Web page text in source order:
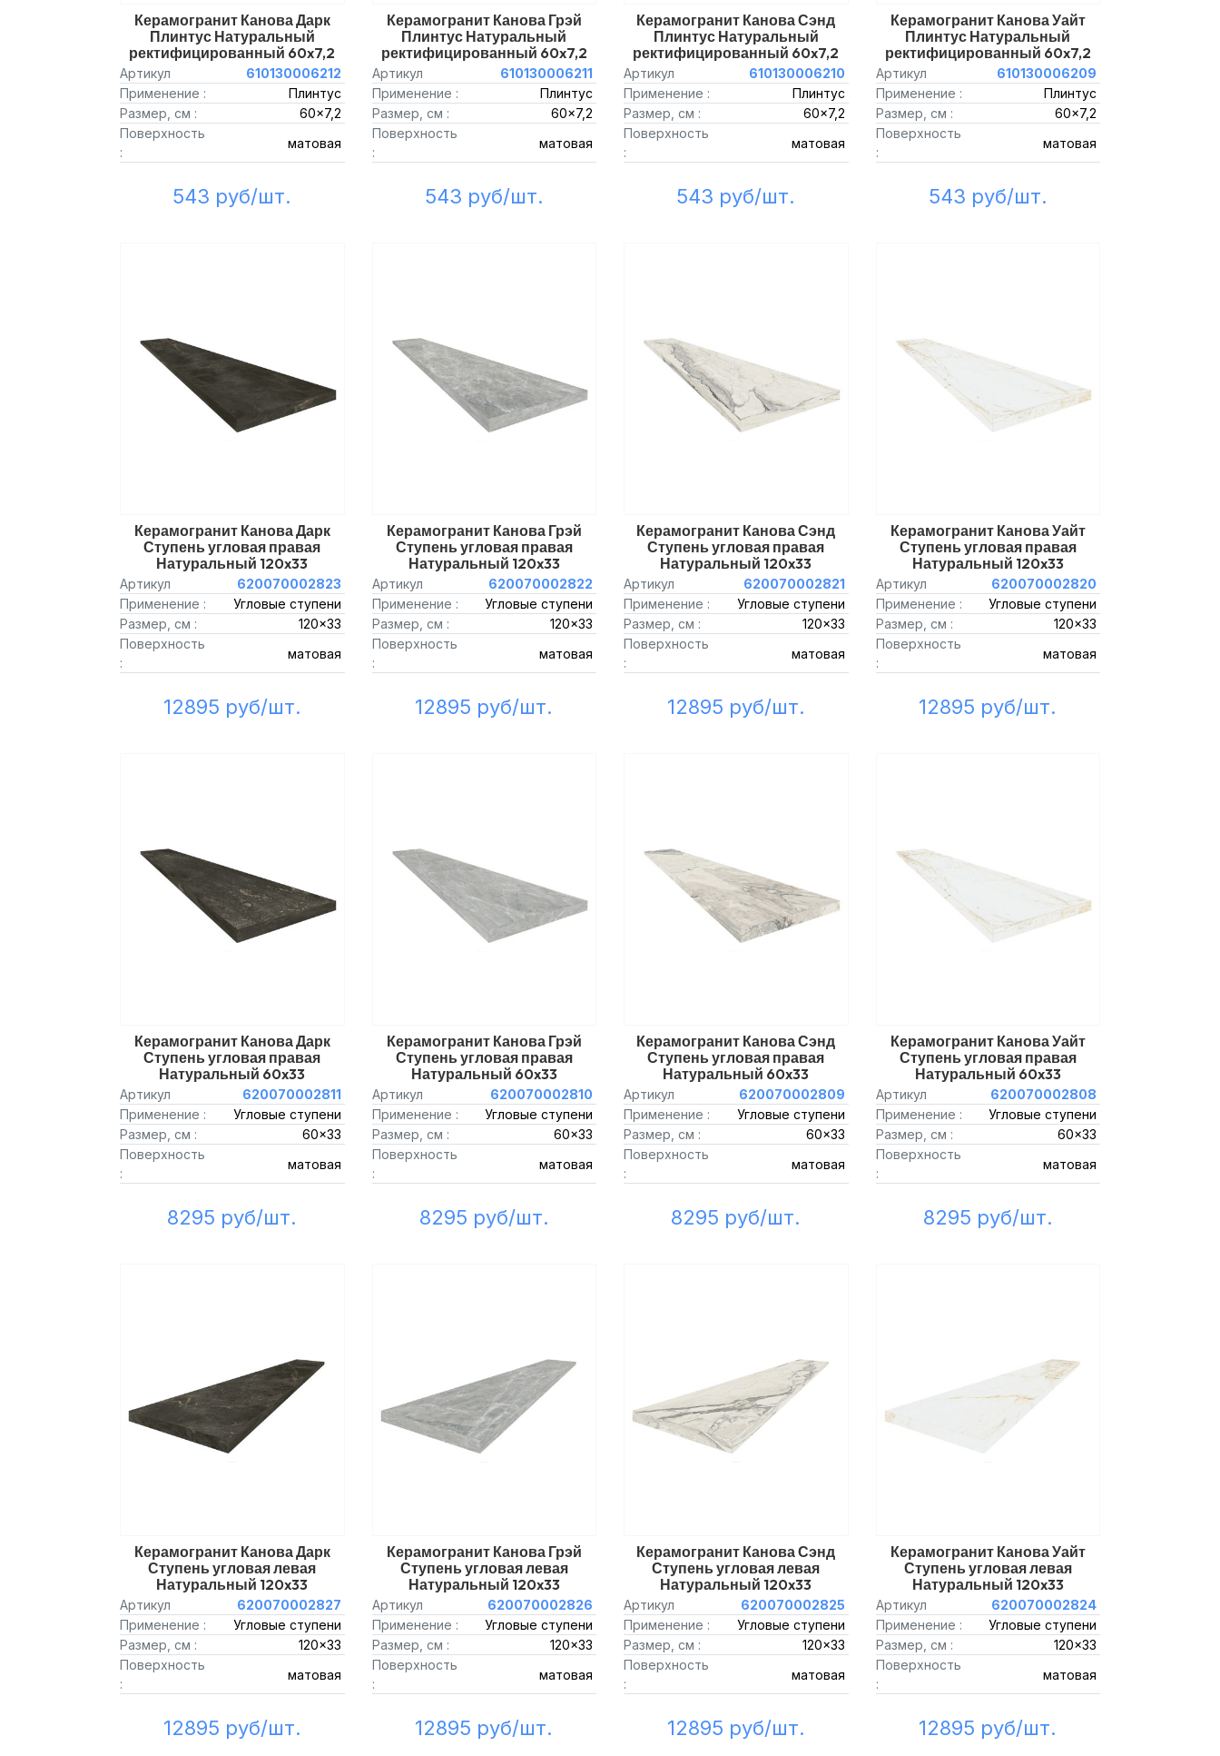
Керамогранит Канова Дарк
Плинтус Натуральный
ректифицированный 60x7,2
Артикул
610130006212
Применение :
Плинтус
Размер, см :
60x7,2
Поверхность
:
матовая
543 руб/шт.
Керамогранит Канова Грэй
Плинтус Натуральный
ректифицированный 60x7,2
Артикул
610130006211
Применение :
Плинтус
Размер, см :
60x7,2
Поверхность
:
матовая
543 руб/шт.
Керамогранит Канова Сэнд
Плинтус Натуральный
ректифицированный 60x7,2
Артикул
610130006210
Применение :
Плинтус
Размер, см :
60x7,2
Поверхность
:
матовая
543 руб/шт.
Керамогранит Канова Уайт
Плинтус Натуральный
ректифицированный 60x7,2
Артикул
610130006209
Применение :
Плинтус
Размер, см :
60x7,2
Поверхность
:
матовая
543 руб/шт.
Керамогранит Канова Дарк
Ступень угловая правая
Натуральный 120x33
Артикул
620070002823
Применение :
Угловые ступени
Размер, см :
120x33
Поверхность
:
матовая
12895 руб/шт.
Керамогранит Канова Грэй
Ступень угловая правая
Натуральный 120x33
Артикул
620070002822
Применение :
Угловые ступени
Размер, см :
120x33
Поверхность
:
матовая
12895 руб/шт.
Керамогранит Канова Сэнд
Ступень угловая правая
Натуральный 120x33
Артикул
620070002821
Применение :
Угловые ступени
Размер, см :
120x33
Поверхность
:
матовая
12895 руб/шт.
Керамогранит Канова Уайт
Ступень угловая правая
Натуральный 120x33
Артикул
620070002820
Применение :
Угловые ступени
Размер, см :
120x33
Поверхность
:
матовая
12895 руб/шт.
Керамогранит Канова Дарк
Ступень угловая правая
Натуральный 60x33
Артикул
620070002811
Применение :
Угловые ступени
Размер, см :
60x33
Поверхность
:
матовая
8295 руб/шт.
Керамогранит Канова Грэй
Ступень угловая правая
Натуральный 60x33
Артикул
620070002810
Применение :
Угловые ступени
Размер, см :
60x33
Поверхность
:
матовая
8295 руб/шт.
Керамогранит Канова Сэнд
Ступень угловая правая
Натуральный 60x33
Артикул
620070002809
Применение :
Угловые ступени
Размер, см :
60x33
Поверхность
:
матовая
8295 руб/шт.
Керамогранит Канова Уайт
Ступень угловая правая
Натуральный 60x33
Артикул
620070002808
Применение :
Угловые ступени
Размер, см :
60x33
Поверхность
:
матовая
8295 руб/шт.
Керамогранит Канова Дарк
Ступень угловая левая
Натуральный 120x33
Артикул
620070002827
Применение :
Угловые ступени
Размер, см :
120x33
Поверхность
:
матовая
12895 руб/шт.
Керамогранит Канова Грэй
Ступень угловая левая
Натуральный 120x33
Артикул
620070002826
Применение :
Угловые ступени
Размер, см :
120x33
Поверхность
:
матовая
12895 руб/шт.
Керамогранит Канова Сэнд
Ступень угловая левая
Натуральный 120x33
Артикул
620070002825
Применение :
Угловые ступени
Размер, см :
120x33
Поверхность
:
матовая
12895 руб/шт.
Керамогранит Канова Уайт
Ступень угловая левая
Натуральный 120x33
Артикул
620070002824
Применение :
Угловые ступени
Размер, см :
120x33
Поверхность
:
матовая
12895 руб/шт.